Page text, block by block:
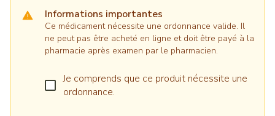
Informations importantes
Ce médicament nécessite une ordonnance valide. Il
ne peut pas être acheté en ligne et doit être payé à la
pharmacie après examen par le pharmacien.
Je comprends que ce produit nécessite une
ordonnance.